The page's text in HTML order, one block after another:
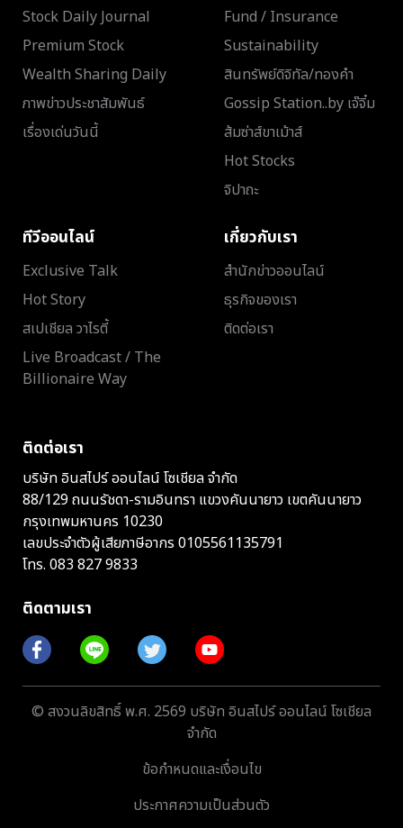
Stock Daily Journal
Premium Stock
Wealth Sharing Daily
ภาพข่าวประชาสัมพันธ์
เรื่องเด่นวันนี้
Fund / Insurance
Sustainability
สินทรัพย์ดิจิทัล/ทองคำ
Gossip Station..by เจ๊จิ๋ม
ส้มซ่าส์ขาเม้าส์
Hot Stocks
จิปาถะ
ทีวีออนไลน์
Exclusive Talk
Hot Story
สเปเชียล วาไรตี้
Live Broadcast / The
Billionaire Way
เกี่ยวกับเรา
สำนักข่าวออนไลน์
ธุรกิจของเรา
ติดต่อเรา
ติดต่อเรา
บริษัท อินสไปร์ ออนไลน์ โซเชียล จำกัด
88/129 ถนนรัชดา-รามอินทรา แขวงคันนายาว เขตคันนายาว
กรุงเทพมหานคร 10230
เลขประจำตัวผู้เสียภาษีอากร 0105561135791
โทร. 083 827 9833
ติดตามเรา
© สงวนลิขสิทธิ์ พ.ศ. 2569 บริษัท อินสไปร์ ออนไลน์ โซเชียล
จำกัด
ข้อกำหนดและเงื่อนไข
ประกาศความเป็นส่วนตัว